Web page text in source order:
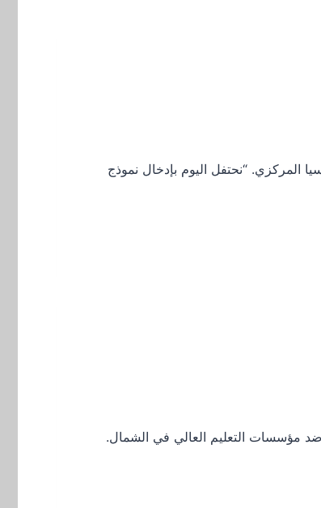
المركزي. “نحتفل اليوم بإدخال نموذج
ضد مؤسسات التعليم العالي في الشمال.